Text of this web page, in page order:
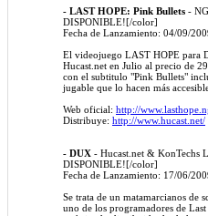
- LAST HOPE: Pink Bullets -
DISPONIBLE![/color]
Fecha de Lanzamiento: 04/09/
El videojuego LAST HOPE para
Hucast.net en Julio al precio de
con el subtitulo "Pink Bullets"
jugable que lo hacen más
Web oficial: http://
Distribuye: http://www.hucast.net/
- DUX - Hucast.net & KonTechs
DISPONIBLE![/color]
Fecha de Lanzamiento: 17/06/
Se trata de un matamarcianos de
uno de los programadores de